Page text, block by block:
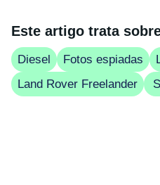
Este artigo trata
Diesel Fotos espiadas
Land Rover Freelander